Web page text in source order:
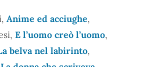
Anime ed acciughe,
E l’uomo creò l’uomo,
belva nel labirinto,